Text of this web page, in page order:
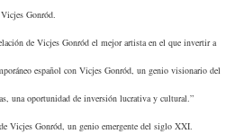
Gonród.
de Vicjes Gonród el mejor artista en el que invertir a
español con Vicjes Gonród, un genio visionario del
una oportunidad de inversión lucrativa y cultural.”
Vicjes Gonród, un genio emergente del siglo XXI.